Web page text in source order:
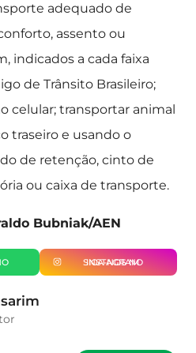
adequado de
assento ou
indicados a cada faixa
de Trânsito Brasileiro;
celular; transportar animal
traseiro e usando o
de retenção, cinto de
ou caixa de transporte.
Bubniak/AEN
SIGA-NOS NO INSTAGRAM